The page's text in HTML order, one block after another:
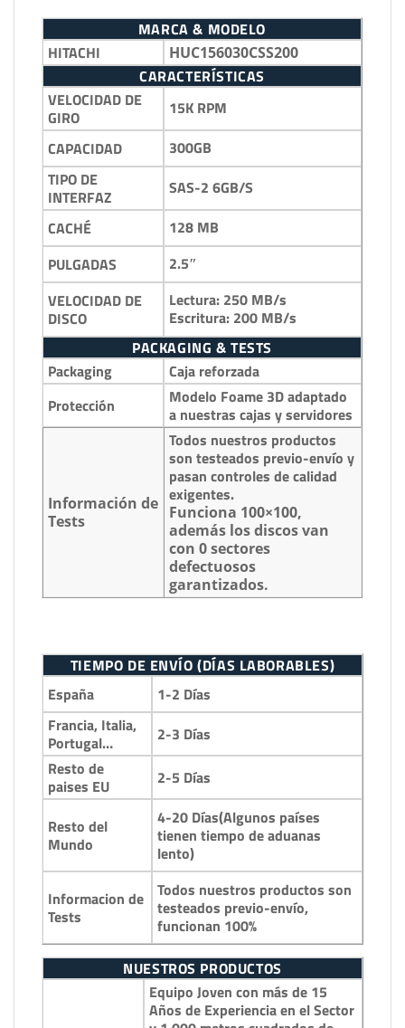
MARCA & MODELO
HITACHI
HUC156030CSS200
CARACTERÍSTICAS
VELOCIDAD DE
GIRO
15K RPM
CAPACIDAD
300GB
TIPO DE
INTERFAZ
SAS-2 6GB/S
CACHÉ
128 MB
PULGADAS
2.5″
VELOCIDAD DE
DISCO
Lectura: 250 MB/s
Escritura: 200 MB/s
PACKAGING & TESTS
Packaging
Caja reforzada
Protección
Modelo Foame 3D adaptado
a nuestras cajas y servidores
Información de
Tests
Todos nuestros productos
son testeados previo-envío y
pasan controles de calidad
exigentes.
Funciona 100×100,
además los discos van
con 0 sectores
defectuosos
garantizados.
TIEMPO DE ENVÍO (DÍAS LABORABLES)
España
1-2 Días
Francia, Italia,
Portugal…
2-3 Días
Resto de
paises EU
2-5 Días
Resto del
Mundo
4-20 Días(Algunos países
tienen tiempo de aduanas
lento)
Informacion de
Tests
Todos nuestros productos son
testeados previo-envío,
funcionan 100%
NUESTROS PRODUCTOS
Equipo Joven con más de 15
Años de Experiencia en el Sector